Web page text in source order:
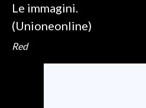
GOSSIP
Le immagini.
(Unioneonline)
Red